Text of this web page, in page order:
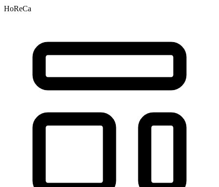
HoReCa